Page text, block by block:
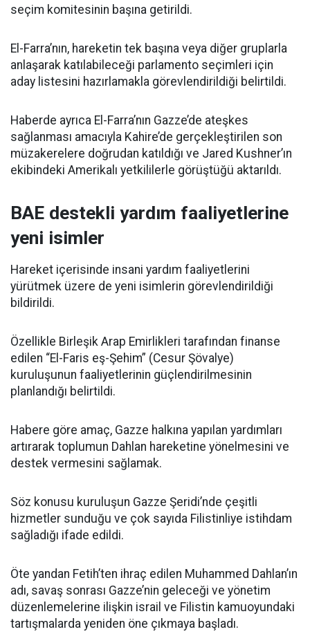
seçim komitesinin başına getirildi.
El-Farra’nın, hareketin tek başına veya diğer gruplarla
anlaşarak katılabileceği parlamento seçimleri için
aday listesini hazırlamakla görevlendirildiği belirtildi.
Haberde ayrıca El-Farra’nın Gazze’de ateşkes
sağlanması amacıyla Kahire’de gerçekleştirilen son
müzakerelere doğrudan katıldığı ve Jared Kushner’ın
ekibindeki Amerikalı yetkililerle görüştüğü aktarıldı.
BAE destekli yardım faaliyetlerine
yeni isimler
Hareket içerisinde insani yardım faaliyetlerini
yürütmek üzere de yeni isimlerin görevlendirildiği
bildirildi.
Özellikle Birleşik Arap Emirlikleri tarafından finanse
edilen “El-Faris eş-Şehim” (Cesur Şövalye)
kuruluşunun faaliyetlerinin güçlendirilmesinin
planlandığı belirtildi.
Habere göre amaç, Gazze halkına yapılan yardımları
artırarak toplumun Dahlan hareketine yönelmesini ve
destek vermesini sağlamak.
Söz konusu kuruluşun Gazze Şeridi’nde çeşitli
hizmetler sunduğu ve çok sayıda Filistinliye istihdam
sağladığı ifade edildi.
Öte yandan Fetih’ten ihraç edilen Muhammed Dahlan’ın
adı, savaş sonrası Gazze’nin geleceği ve yönetim
düzenlemelerine ilişkin israil ve Filistin kamuoyundaki
tartışmalarda yeniden öne çıkmaya başladı.